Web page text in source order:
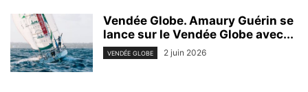
Vendée Globe. Amaury Guérin se
lance sur le Vendée Globe avec...
VENDÉE GLOBE 2 juin 2026